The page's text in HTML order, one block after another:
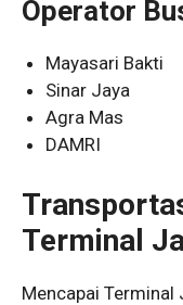
Operator
Mayasari Bakti
Sinar Jaya
Agra Mas
DAMRI
Terminal
Mencapai